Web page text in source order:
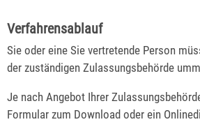
Verfahrensablauf
Sie oder eine Sie vertretende Person
der zuständigen Zulassungsbehörde
Je nach Angebot Ihrer
Formular zum Download oder ein